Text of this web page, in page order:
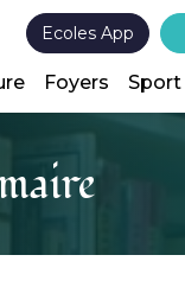
Ecoles App
Foyers Sport